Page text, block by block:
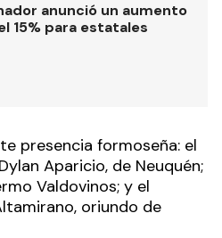
anunció un aumento
15% para estatales
presencia formoseña: el
Aparicio, de Neuquén;
Valdovinos; y el
oriundo de